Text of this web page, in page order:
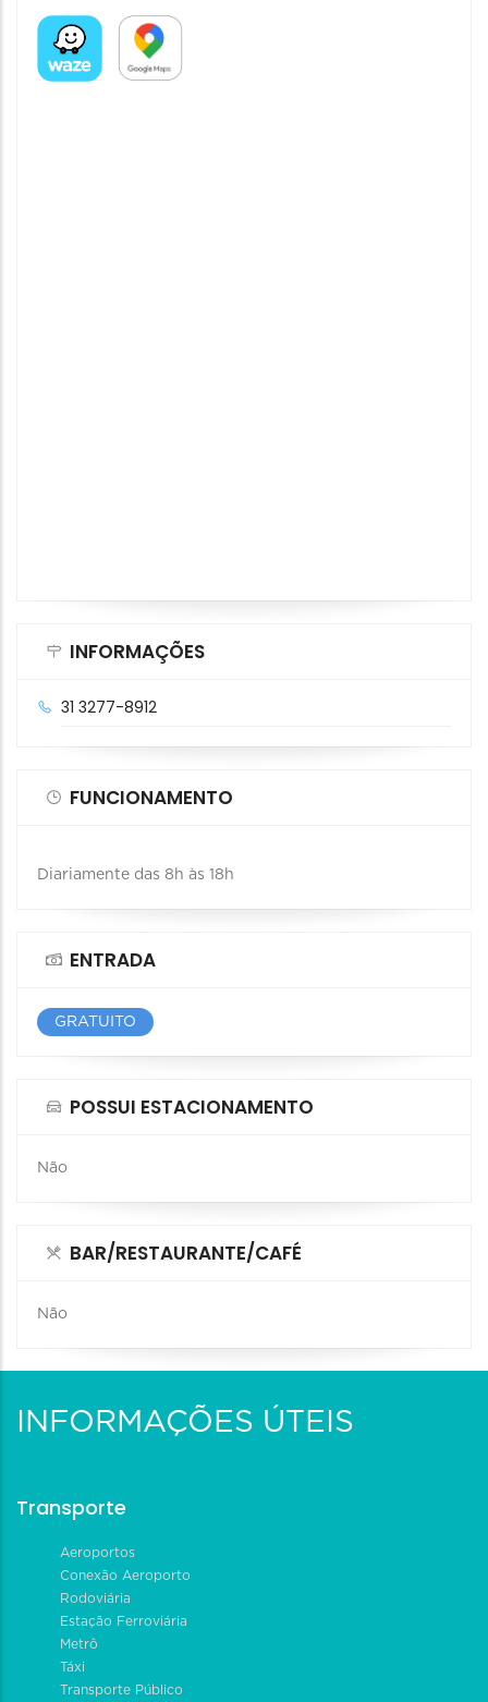
INFORMAÇÕES
31 3277-8912
FUNCIONAMENTO
Diariamente das 8h às 18h
ENTRADA
GRATUITO
POSSUI ESTACIONAMENTO
Não
BAR/RESTAURANTE/CAFÉ
Não
INFORMAÇÕES ÚTEIS
Transporte
Aeroportos
Conexão Aeroporto
Rodoviária
Estação Ferroviária
Metrô
Táxi
Transporte Público